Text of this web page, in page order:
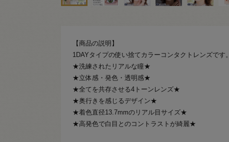
【商品の説明】
1DAYタイプの使い捨てカラーコンタクトレンズです。
★洗練されたリアルな瞳★
★立体感・発色・透明感★
★全てを共存させる4トーンレンズ★
★奥行きを感じるデザイン★
★着色直径13.7mmのリアル目サイズ★
★高発色で白目とのコントラストが綺麗★